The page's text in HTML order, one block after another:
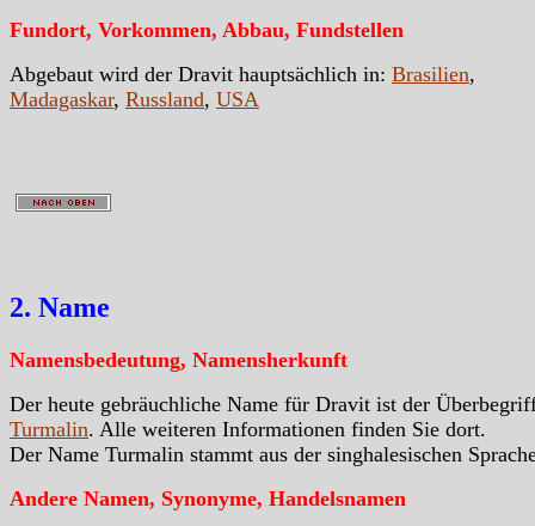
Fundort, Vorkommen, Abbau, Fundstellen
Abgebaut wird der Dravit hauptsächlich in: Brasilien,
Madagaskar, Russland, USA
2. Name
Namensbedeutung, Namensherkunft
Der heute gebräuchliche Name für Dravit ist der
Turmalin. Alle weiteren Informationen finden Sie dort.
Der Name Turmalin stammt aus der singhalesischen
Andere Namen, Synonyme, Handelsnamen